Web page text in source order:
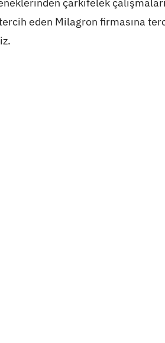
eden Milagron firmasına